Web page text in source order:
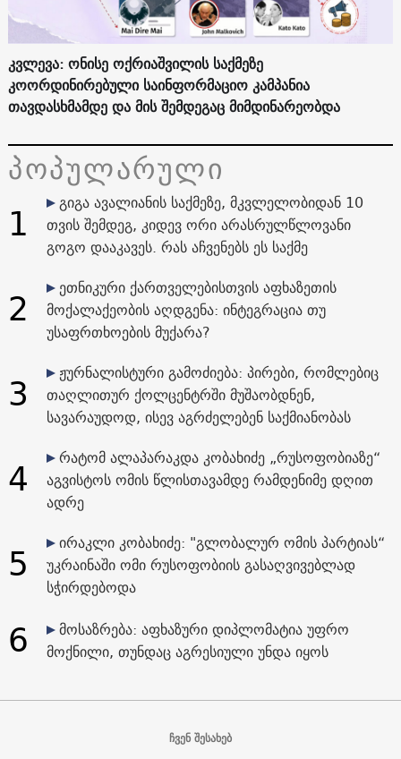
კვლევა: ონისე ოქრიაშვილის საქმეზე
კოორდინირებული საინფორმაციო კამპანია
თავდასხმამდე და მის შემდეგაც მიმდინარეობდა
პოპულარული
1
გიგა ავალიანის საქმეზე, მკვლელობიდან 10
თვის შემდეგ, კიდევ ორი არასრულწლოვანი
გოგო დააკავეს. რას აჩვენებს ეს საქმე
2
ეთნიკური ქართველებისთვის აფხაზეთის
მოქალაქეობის აღდგენა: ინტეგრაცია თუ
უსაფრთხოების მუქარა?
3
ჟურნალისტური გამოძიება: პირები, რომლებიც
თაღლითურ ქოლცენტრში მუშაობდნენ,
სავარაუდოდ, ისევ აგრძელებენ საქმიანობას
4
რატომ ალაპარაკდა კობახიძე „რუსოფობიაზე“
აგვისტოს ომის წლისთავამდე რამდენიმე დღით
ადრე
5
ირაკლი კობახიძე: "გლობალურ ომის პარტიას“
უკრაინაში ომი რუსოფობიის გასაღვივებლად
სჭირდებოდა
6
მოსაზრება: აფხაზური დიპლომატია უფრო
მოქნილი, თუნდაც აგრესიული უნდა იყოს
ჩვენ შესახებ